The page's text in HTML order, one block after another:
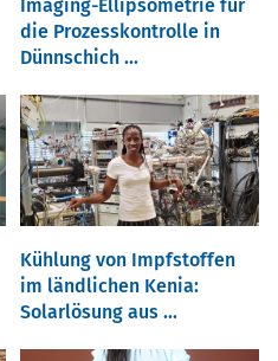
Imaging-Ellipsometrie für
die Prozesskontrolle in
Dünnschich ...
Kühlung von Impfstoffen
im ländlichen Kenia:
Solarlösung aus ...